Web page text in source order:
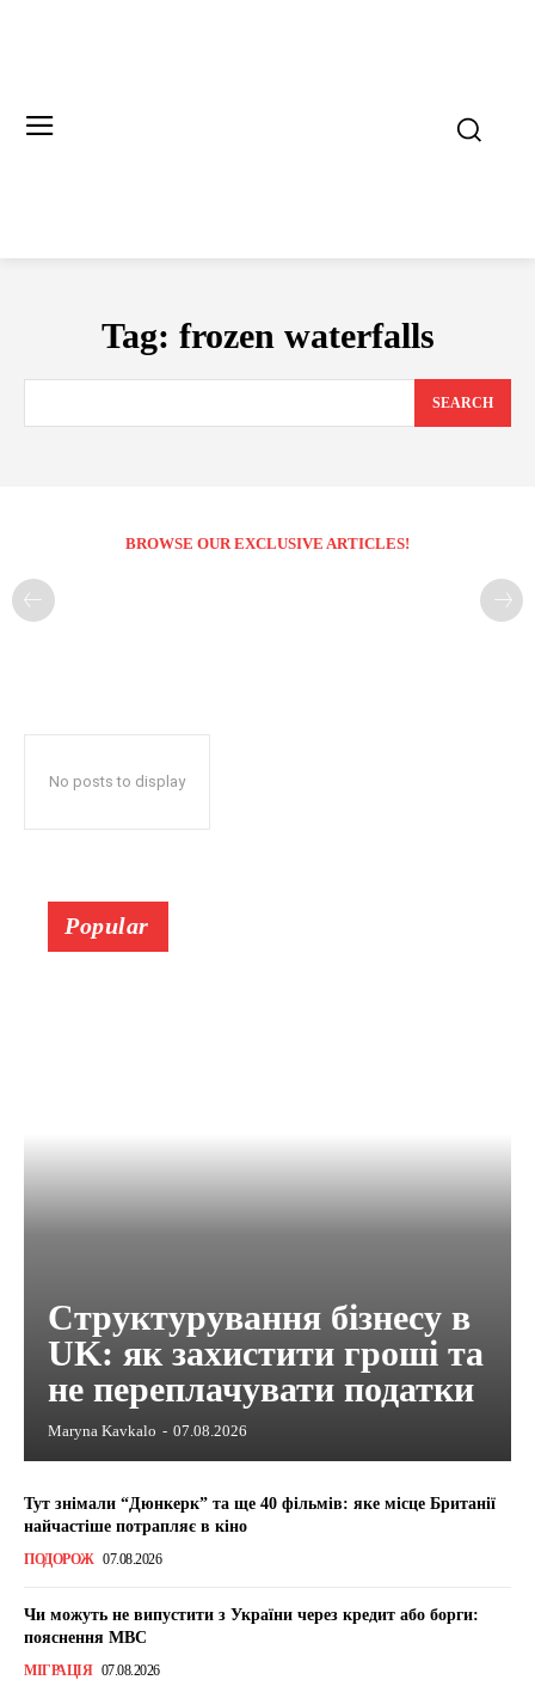
Tag: frozen waterfalls
SEARCH
BROWSE OUR EXCLUSIVE ARTICLES!
No posts to display
Popular
Структурування бізнесу в
UK: як захистити гроші та
не переплачувати податки
Maryna Kavkalo - 07.08.2026
Тут знімали “Дюнкерк” та ще 40 фільмів: яке місце Британії
найчастіше потрапляє в кіно
ПОДОРОЖ 07.08.2026
Чи можуть не випустити з України через кредит або борги:
пояснення МВС
МІГРАЦІЯ 07.08.2026